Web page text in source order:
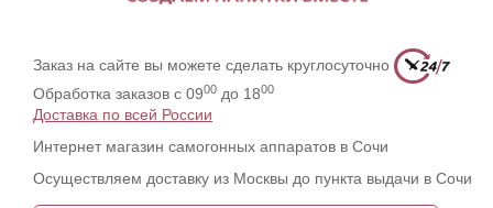
Заказ на сайте вы можете сделать круглосуточно
Обработка заказов с 0900 до 1800
Доставка по всей России
Интернет магазин самогонных аппаратов в Сочи
Осуществляем доставку из Москвы до пункта выдачи в Сочи